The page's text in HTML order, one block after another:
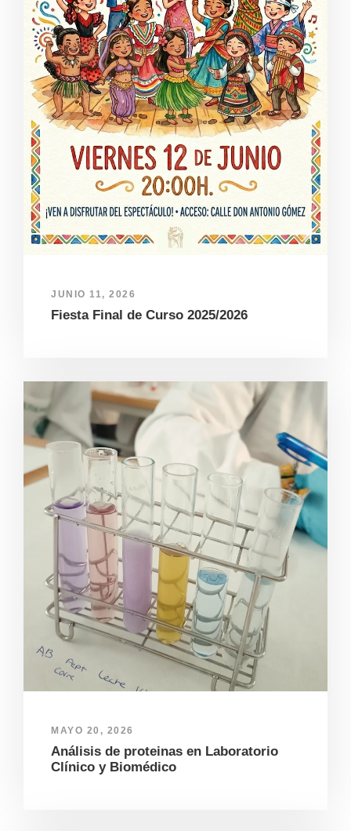
JUNIO 11, 2026
Fiesta Final de Curso 2025/2026
MAYO 20, 2026
Análisis de proteinas en Laboratorio
Clínico y Biomédico